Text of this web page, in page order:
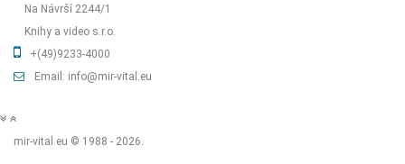
Na Návrší 2244/1
Knihy a video s.r.o.
+(49)9233-4000
Email: info@mir-vital.eu
mir-vital.eu © 1988 - 2026.